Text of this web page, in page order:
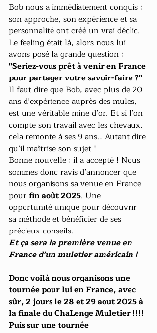
Bob nous a immédiatement conquis :
son approche, son expérience et sa
personnalité ont créé un vrai déclic.
Le feeling était là, alors nous lui
avons posé la grande question :
"Seriez-vous prêt à venir en France
pour partager votre savoir-faire ?"
Il faut dire que Bob, avec plus de 20
ans d’expérience auprès des mules,
est une véritable mine d’or. Et si l’on
compte son travail avec les chevaux,
cela remonte à ses 9 ans… Autant dire
qu’il maîtrise son sujet !
Bonne nouvelle : il a accepté ! Nous
sommes donc ravis d’annoncer que
nous organisons sa venue en France
pour fin août 2025. Une
opportunité unique pour découvrir
sa méthode et bénéficier de ses
précieux conseils.
Et ça sera la première venue en
France d'un muletier américain !
Donc voilà nous organisons une
tournée pour lui en France, avec
sûr, 2 jours le 28 et 29 aout 2025 à
la finale du ChaLenge Muletier !!!!
Puis sur une tournée